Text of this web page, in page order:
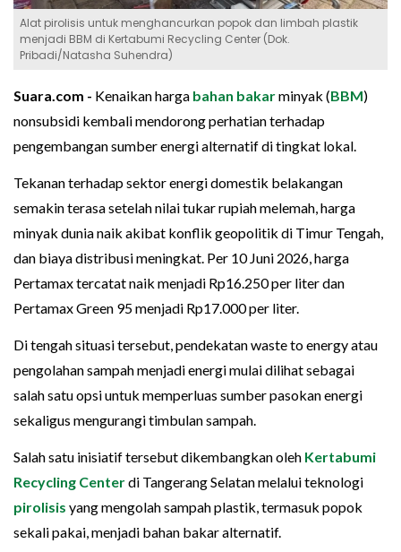
Alat pirolisis untuk menghancurkan popok dan limbah plastik
menjadi BBM di Kertabumi Recycling Center (Dok.
Pribadi/Natasha Suhendra)
Suara.com - Kenaikan harga bahan bakarminyak (BBM)
nonsubsidi kembali mendorong perhatian terhadap
pengembangan sumber energi alternatif di tingkat lokal.
Tekanan terhadap sektor energi domestik belakangan
semakin terasa setelah nilai tukar rupiah melemah, harga
minyak dunia naik akibat konflik geopolitik di Timur Tengah,
dan biaya distribusi meningkat. Per 10 Juni 2026, harga
Pertamax tercatat naik menjadi Rp16.250 per liter dan
Pertamax Green 95 menjadi Rp17.000 per liter.
Di tengah situasi tersebut, pendekatan waste to energy atau
pengolahan sampah menjadi energi mulai dilihat sebagai
salah satu opsi untuk memperluas sumber pasokan energi
sekaligus mengurangi timbulan sampah.
Salah satu inisiatif tersebut dikembangkan oleh Kertabumi
Recycling Centerdi Tangerang Selatan melalui teknologi
pirolisis yang mengolah sampah plastik, termasuk popok
sekali pakai, menjadi bahan bakar alternatif.